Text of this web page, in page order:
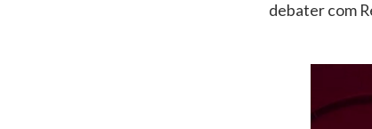
debater com